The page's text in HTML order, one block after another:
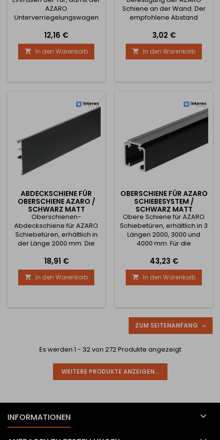
AZARO
Unterverriegelungswagen
in einer Länge von 2000
mm erhältlich.
Preis
12,16 €
 In den Warenkorb
Schiene an der Wand. Der
empfohlene Abstand
Halterungen beträgt 50 cm.
Preis
3,02 €
 In den Warenkorb
ABDECKSCHIENE FÜR
OBERSCHIENE AZARO /
SCHWARZ MATT
Oberschienen-
Abdeckschiene für AZARO
Schiebetüren, erhältlich in
der Länge 2000 mm. Die
Einrasten auf die obere
Schiene montiert und dank
ihrer Verwendung sind die
Räder an der Tür nicht
Preis
18,91 €
 In den Warenkorb
OBERSCHIENE FÜR AZARO
SCHIEBESYSTEM /
SCHWARZ MATT
Obere Schiene für AZARO
Schiebetüren, erhältlich in 3
Längen 2000, 3000 und
4000 mm. Für die
direkt montiert und für die
Wandmontage ist es
notwendig, Griffe zu kaufen.
Für die Schiene kann auch
werden.
Preis
43,23 €
 In den Warenkorb
ZUM SEITENANFANG 
Es werden 1 - 32 von 272 Produkte angezeigt
WEITERE PRODUKTE ANZEIGEN...
INFORMATIONEN 